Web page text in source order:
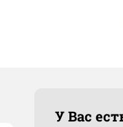
У Вас